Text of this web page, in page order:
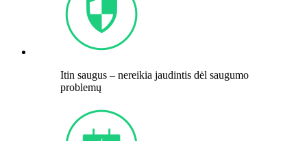
Itin saugus – nereikia jaudintis dėl saugumo
problemų